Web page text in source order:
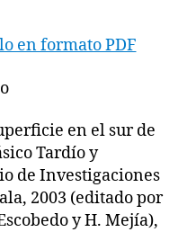
en formato PDF
en el sur de
Tardío y
de Investigaciones
2003 (editado por
y H. Mejía),